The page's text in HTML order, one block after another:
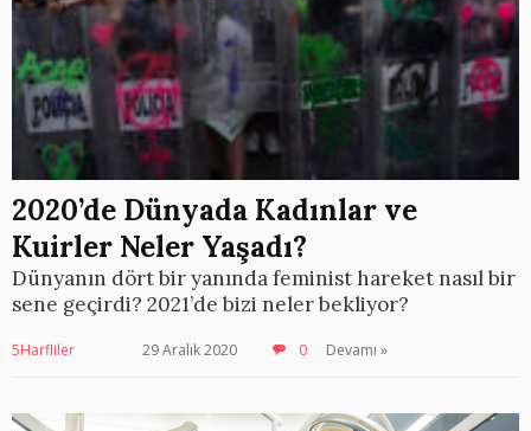
2020’de Dünyada Kadınlar ve
Kuirler Neler Yaşadı?
Dünyanın dört bir yanında feminist hareket nasıl bir
sene geçirdi? 2021’de bizi neler bekliyor?
5Harfliler 29 Aralık 2020 0 Devamı »